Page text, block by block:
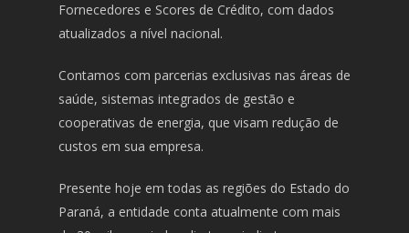
Fornecedores e Scores de Crédito, com dados
atualizados a nível nacional.
Contamos com parcerias exclusivas nas áreas de
saúde, sistemas integrados de gestão e
cooperativas de energia, que visam redução de
custos em sua empresa.
Presente hoje em todas as regiões do Estado do
Paraná, a entidade conta atualmente com mais